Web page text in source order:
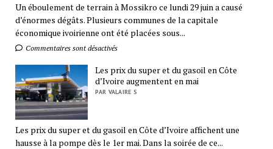
Un éboulement de terrain à Mossikro ce lundi 29 juin a causé
d’énormes dégâts. Plusieurs communes de la capitale
économique ivoirienne ont été placées sous...
Commentaires sont désactivés
Les prix du super et du gasoil en Côte
d’Ivoire augmentent en mai
PAR VALAIRE S
Les prix du super et du gasoil en Côte d’Ivoire affichent une
hausse à la pompe dès le 1er mai. Dans la soirée de ce...